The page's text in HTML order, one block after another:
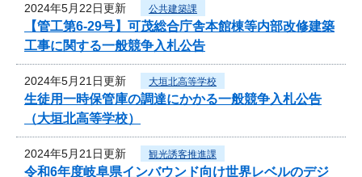
2024年5月22日更新 公共建築課
【管工第6-29号】可茂総合庁舎本館棟等内部改修建築
工事に関する一般競争入札公告
2024年5月21日更新 大垣北高等学校
生徒用一時保管庫の調達にかかる一般競争入札公告
（大垣北高等学校）
2024年5月21日更新 観光誘客推進課
令和6年度岐阜県インバウンド向け世界レベルのデジ